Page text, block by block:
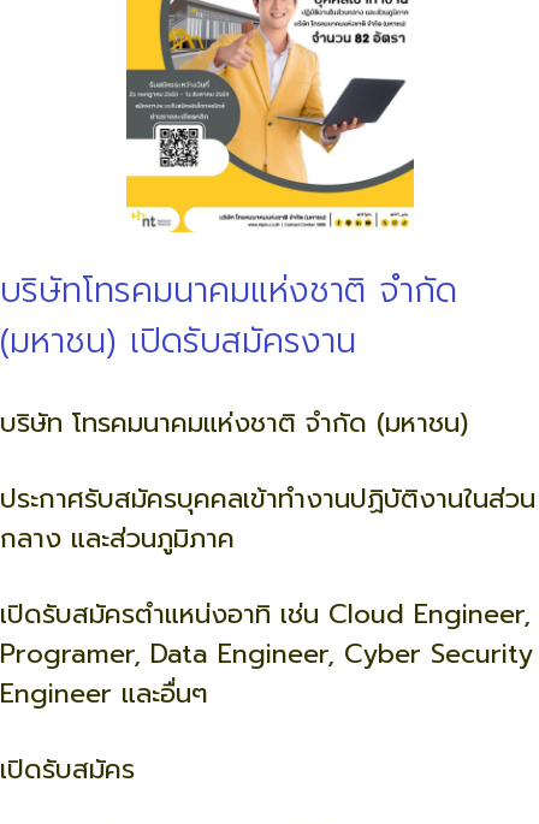
บริษัทโทรคมนาคมแห่งชาติ จำกัด
(มหาชน) เปิดรับสมัครงาน
บริษัท โทรคมนาคมแห่งชาติ จำกัด (มหาชน)
ประกาศรับสมัครบุคคลเข้าทำงานปฏิบัติงานในส่วน
กลาง และส่วนภูมิภาค
เปิดรับสมัครตำแหน่งอาทิ เช่น Cloud Engineer,
Programer, Data Engineer, Cyber Security
Engineer และอื่นๆ
เปิดรับสมัคร